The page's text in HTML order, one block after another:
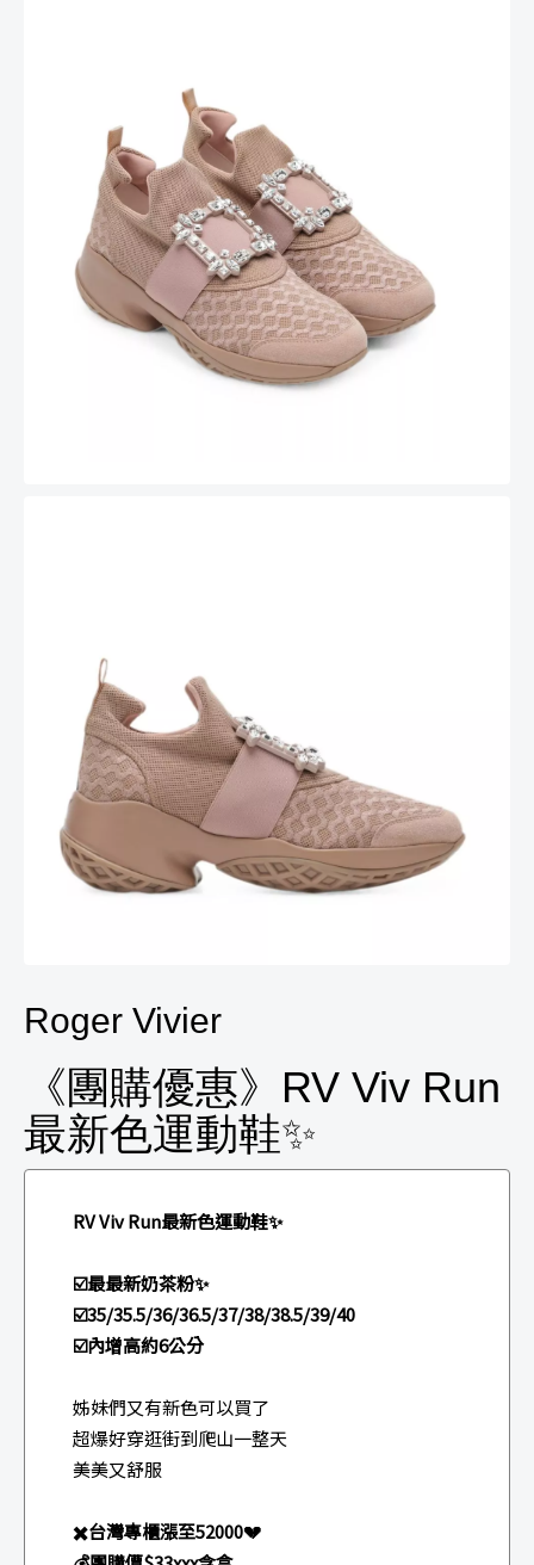
Roger Vivier
《團購優惠》RV Viv Run
最新色運動鞋✨
RV Viv Run最新色運動鞋✨
☑️最最新奶茶粉✨
☑️35/35.5/36/36.5/37/38/38.5/39/40
☑️內增高約6公分
姊妹們又有新色可以買了
超爆好穿逛街到爬山一整天
美美又舒服
✖️台灣專櫃漲至52000💔